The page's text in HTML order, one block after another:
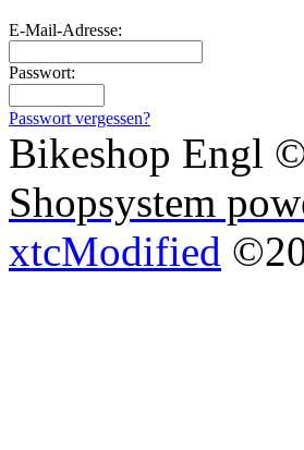
E-Mail-Adresse:
Passwort:
Passwort vergessen?
Bikeshop Engl
Shopsystem
xtcModified